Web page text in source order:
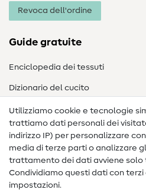
Revoca dell'ordine
Guide gratuite
Enciclopedia dei tessuti
Dizionario del cucito
Nähanleitungen
Assistenza e contatto
Contatto
Informazioni sul nuovo proprietario
Utilizziamo cookie e tecnologie
trattiamo dati personali dei
indirizzo IP) per personalizzare
media di terze parti o analizzare
trattamento dei dati avviene
Condividiamo questi dati con terzi
impostazioni.